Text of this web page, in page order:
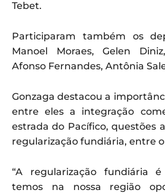
Tebet.
Participaram também os
Manoel Moraes, Gelen
Afonso Fernandes, Antônia
Gonzaga destacou a
entre eles a integração
estrada do Pacífico, questões
regularização fundiária, entre
“A regularização fundiária
temos na nossa região